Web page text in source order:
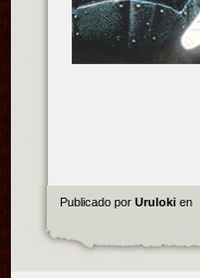
Publicado por Uruloki en